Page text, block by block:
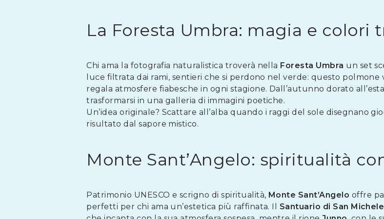
La Foresta Umbra: magia e colori
Chi ama la fotografia naturalistica troverà nella Foresta Umbra un set
luce filtrata dai rami, sentieri che si perdono nel verde: questo
regala atmosfere fiabesche in ogni stagione. Dall’autunno dorato
trasformarsi in una galleria di immagini poetiche.
Un’idea originale? Scattare all’alba quando i raggi del sole disegnano
risultato dal sapore mistico.
Monte Sant’Angelo: spiritualità
Patrimonio UNESCO e scrigno di spiritualità, Monte Sant’Angelo offre
perfetti per chi ama un’estetica più raffinata. Il Santuario di San